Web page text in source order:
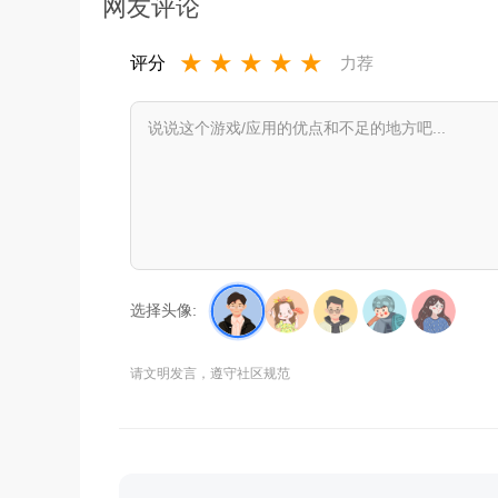
网友评论
评分 ★ ★ ★ ★ ★ 力荐
选择头像:
请文明发言，遵守社区规范